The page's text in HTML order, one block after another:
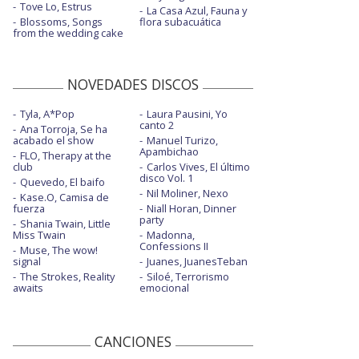
Tove Lo, Estrus
Blossoms, Songs
from the wedding cake
La Casa Azul, Fauna y
flora subacuática
NOVEDADES DISCOS
Tyla, A*Pop
Ana Torroja, Se ha
acabado el show
FLO, Therapy at the
club
Quevedo, El baifo
Kase.O, Camisa de
fuerza
Shania Twain, Little
Miss Twain
Muse, The wow!
signal
The Strokes, Reality
awaits
Laura Pausini, Yo
canto 2
Manuel Turizo,
Apambichao
Carlos Vives, El último
disco Vol. 1
Nil Moliner, Nexo
Niall Horan, Dinner
party
Madonna,
Confessions II
Juanes, JuanesTeban
Siloé, Terrorismo
emocional
CANCIONES